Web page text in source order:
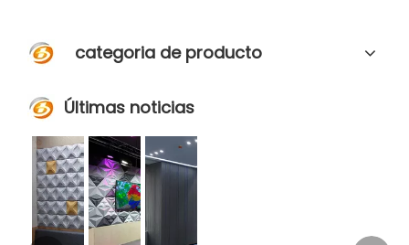
categoria de producto
Últimas noticias